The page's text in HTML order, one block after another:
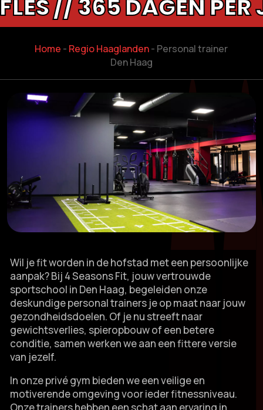
365 DAGEN PER
Home - Regio Haaglanden- Personal trainer
Den Haag
Wil je fit worden in de hofstad met een persoonlijke
aanpak? Bij 4 Seasons Fit, jouw vertrouwde
sportschool in Den Haag, begeleiden onze
deskundige personal trainers je op maat naar jouw
gezondheidsdoelen.​ Of je nu streeft naar
gewichtsverlies, spieropbouw of een betere
conditie, samen werken we aan een fittere versie
van jezelf.​
In onze privé gym bieden we een veilige en
motiverende omgeving voor ieder fitnessniveau.​